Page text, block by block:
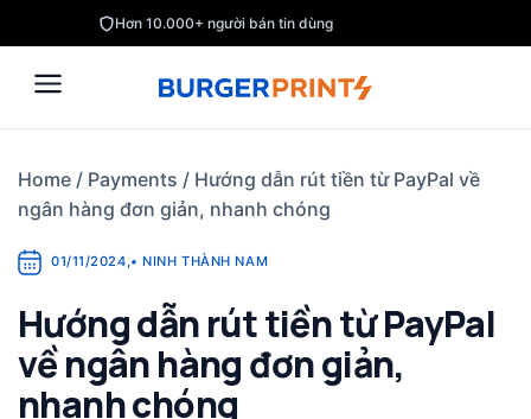
to
content
Hơn 10.000+ người bán tin dùng
Home / Payments / Hướng dẫn rút tiền từ PayPal về
ngân hàng đơn giản, nhanh chóng
01/11/2024,• NINH THÀNH NAM
Hướng dẫn rút tiền từ PayPal
về ngân hàng đơn giản,
nhanh chóng